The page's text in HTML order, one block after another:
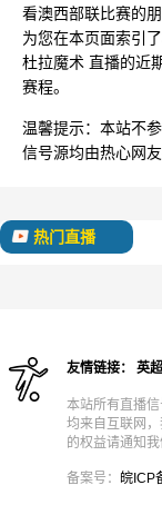
看澳西部联比赛的
为您在本页面索引
杜拉魔术 直播的近
赛程。
温馨提示： 本站不
信号源均由热心网
热门直播
友情链接： 英
本站所有直播
均来自互联网
的权益请通知
备案号： 皖ICP